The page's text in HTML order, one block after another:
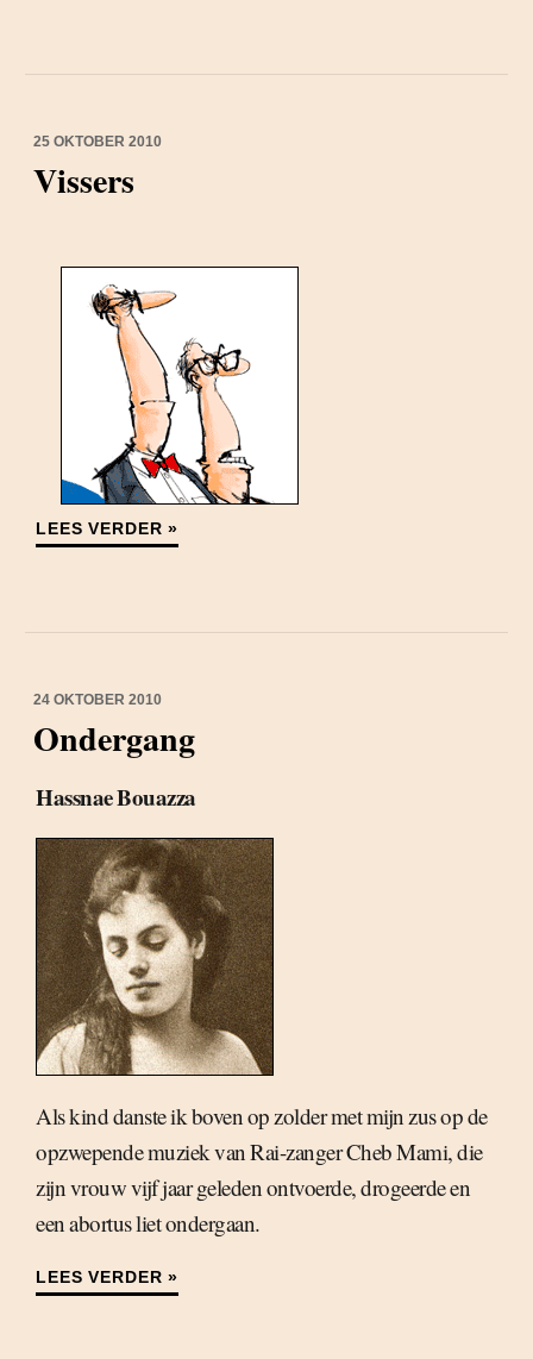
25 OKTOBER 2010
Vissers
LEES VERDER »
24 OKTOBER 2010
Ondergang
Hassnae Bouazza
Als kind danste ik boven op zolder met mijn zus op de
opzwepende muziek van Rai-zanger Cheb Mami, die
zijn vrouw vijf jaar geleden ontvoerde, drogeerde en
een abortus liet ondergaan.
LEES VERDER »